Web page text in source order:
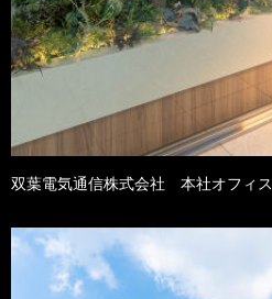
双葉電気通信株式会社 本社オフィス